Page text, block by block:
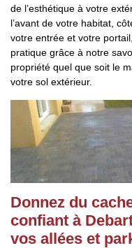
de l’esthétique à votre
l’avant de votre habitat,
votre entrée et votre
pratique grâce à notre
propriété quel que soit le
votre sol extérieur.
Donnez du
confiant à
vos allées et